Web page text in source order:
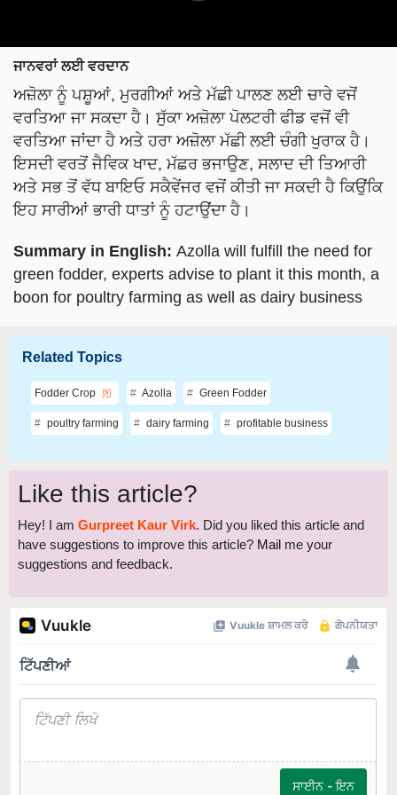
ਜਾਨਵਰਾਂ ਲਈ ਵਰਦਾਨ
ਅਜ਼ੋਲਾ ਨੂੰ ਪਸ਼ੂਆਂ, ਮੁਰਗੀਆਂ ਅਤੇ ਮੱਛੀ ਪਾਲਣ ਲਈ ਚਾਰੇ ਵਜੋਂ
ਵਰਤਿਆ ਜਾ ਸਕਦਾ ਹੈ। ਸੁੱਕਾ ਅਜ਼ੋਲਾ ਪੋਲਟਰੀ ਫੀਡ ਵਜੋਂ ਵੀ
ਵਰਤਿਆ ਜਾਂਦਾ ਹੈ ਅਤੇ ਹਰਾ ਅਜ਼ੋਲਾ ਮੱਛੀ ਲਈ ਚੰਗੀ ਖੁਰਾਕ ਹੈ।
ਇਸਦੀ ਵਰਤੋਂ ਜੈਵਿਕ ਖਾਦ, ਮੱਛਰ ਭਜਾਉਣ, ਸਲਾਦ ਦੀ ਤਿਆਰੀ
ਅਤੇ ਸਭ ਤੋਂ ਵੱਧ ਬਾਇਓ ਸਕੈਵੇਂਜਰ ਵਜੋਂ ਕੀਤੀ ਜਾ ਸਕਦੀ ਹੈ ਕਿਉਂਕਿ
ਇਹ ਸਾਰੀਆਂ ਭਾਰੀ ਧਾਤਾਂ ਨੂੰ ਹਟਾਉਂਦਾ ਹੈ।
Summary in English: Azolla will fulfill the need for
green fodder, experts advise to plant it this month, a
boon for poultry farming as well as dairy business
Related Topics
Fodder Crop Azolla Green Fodder
poultry farming dairy farming profitable business
Like this article?
Hey! I am Gurpreet Kaur Virk. Did you liked this article and
have suggestions to improve this article? Mail me your
suggestions and feedback.